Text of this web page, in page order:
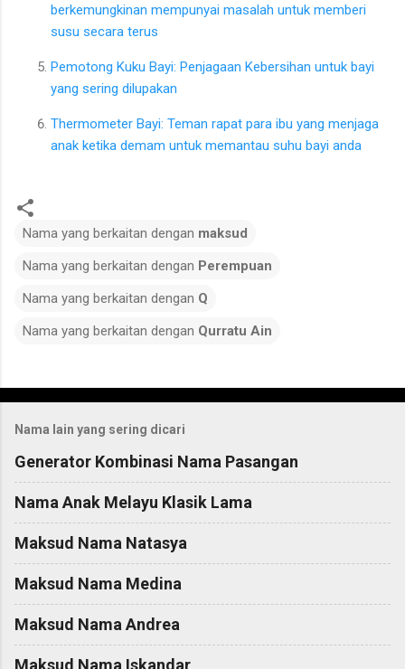
berkemungkinan mempunyai masalah untuk memberi
susu secara terus
Pemotong Kuku Bayi: Penjagaan Kebersihan untuk bayi
yang sering dilupakan
Thermometer Bayi: Teman rapat para ibu yang menjaga
anak ketika demam untuk memantau suhu bayi anda
Nama yang berkaitan dengan maksud
Nama yang berkaitan dengan Perempuan
Nama yang berkaitan dengan Q
Nama yang berkaitan dengan Qurratu Ain
o
m
m
e
n
Nama lain yang sering dicari
Generator Kombinasi Nama Pasangan
Nama Anak Melayu Klasik Lama
Maksud Nama Natasya
Maksud Nama Medina
Maksud Nama Andrea
Maksud Nama Iskandar